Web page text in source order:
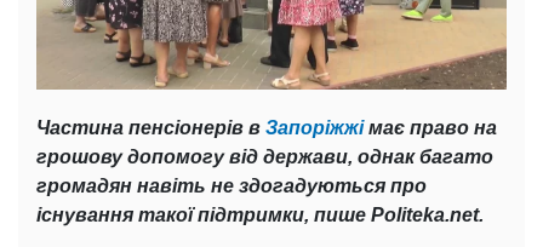
Частина пенсіонерів в Запоріжжімає право на
грошову допомогу від держави, однак багато
громадян навіть не здогадуються про
існування такої підтримки, пише Politeka.net.